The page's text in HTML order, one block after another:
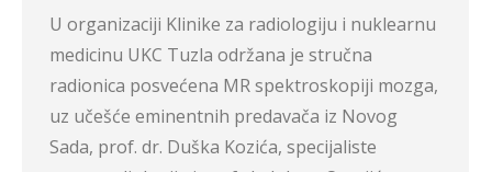
U organizaciji Klinike za radiologiju i nuklearnu
medicinu UKC Tuzla održana je stručna
radionica posvećena MR spektroskopiji mozga,
uz učešće eminentnih predavača iz Novog
Sada, prof. dr. Duška Kozića, specijaliste